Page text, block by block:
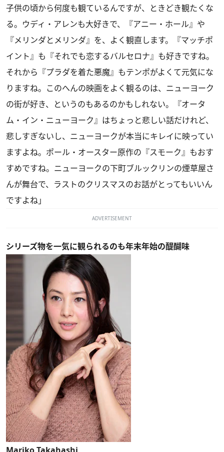
子供の頃から何度も観ているんですが、ときどき観たくな
る。ウディ・アレンも大好きで、『アニー・ホール』や
『メリンダとメリンダ』を、よく観直します。『マッチポ
イント』も『それでも恋するバルセロナ』も好きですね。
それから『プラダを着た悪魔』もテンポがよくて元気にな
りますね。このへんの映画をよく観るのは、ニューヨーク
の街が好き、というのもあるのかもしれない。『オータ
ム・イン・ニューヨーク』はちょっと悲しい話だけれど、
悲しすぎないし、ニューヨークが本当にキレイに映ってい
ますよね。ポール・オースター原作の『スモーク』もおす
すめですね。ニューヨークの下町ブルックリンの煙草屋さ
んが舞台で、ラストのクリスマスのお話がとってもいいん
ですよね」
ADVERTISEMENT
シリーズ物を一気に観られるのも年末年始の醍醐味